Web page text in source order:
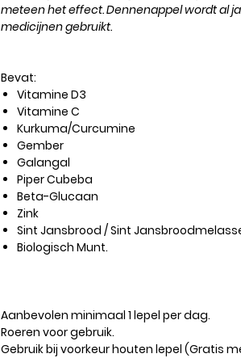
meteen het effect. Dennenappel wordt al
medicijnen gebruikt.
Bevat:
Vitamine D3
Vitamine C
Kurkuma/Curcumine
Gember
Galangal
Piper Cubeba
Beta-Glucaan
Zink
Sint Jansbrood / Sint
Biologisch Munt.
Aanbevolen minimaal 1 lepel per dag.
Roeren voor gebruik.
Gebruik bij voorkeur houten lepel (Gratis